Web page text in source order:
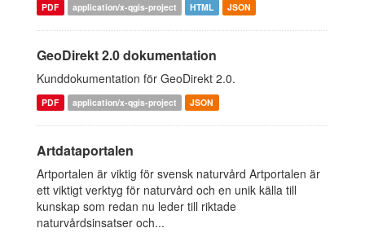
PDF application/x-qgis-project HTML JSON
GeoDirekt 2.0 dokumentation
Kunddokumentation för GeoDirekt 2.0.
PDF application/x-qgis-project JSON
Artdataportalen
Artportalen är viktig för svensk naturvård Artportalen är
ett viktigt verktyg för naturvård och en unik källa till
kunskap som redan nu leder till riktade
naturvårdsinsatser och...